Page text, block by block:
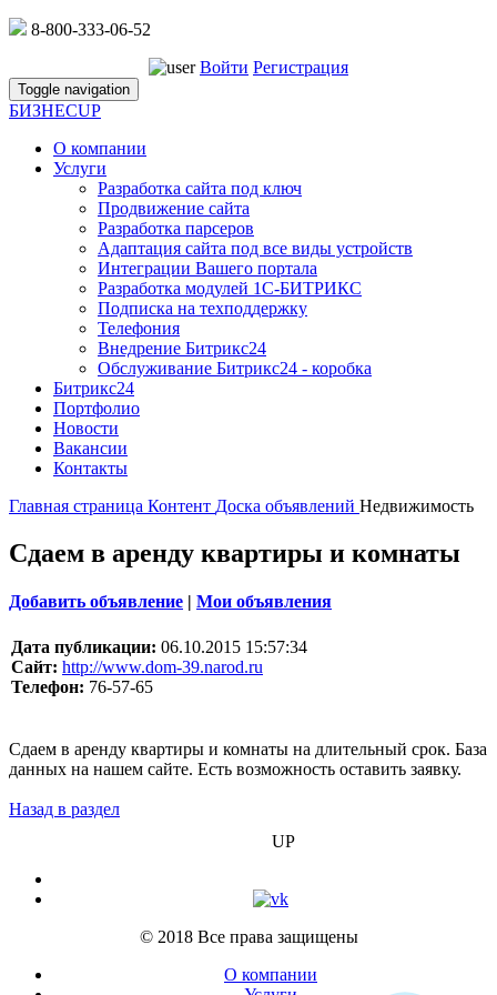
8-800-333-06-52
Войти Регистрация
Toggle navigation
БИЗНЕСUP
О компании
Услуги
Разработка сайта под ключ
Продвижение сайта
Разработка парсеров
Адаптация сайта под все виды устройств
Интеграции Вашего портала
Разработка модулей 1С-БИТРИКС
Подписка на техподдержку
Телефония
Внедрение Битрикс24
Обслуживание Битрикс24 - коробка
Битрикс24
Портфолио
Новости
Вакансии
Контакты
Главная страница Контент Доска объявлений Недвижимость
Сдаем в аренду квартиры и комнаты
Добавить объявление | Мои объявления
Дата публикации: 06.10.2015 15:57:34
Сайт: http://www.dom-39.narod.ru
Телефон: 76-57-65
Сдаем в аренду квартиры и комнаты на длительный срок. База
данных на нашем сайте. Есть возможность оставить заявку.
Назад в раздел
UP
© 2018 Все права защищены
О компании